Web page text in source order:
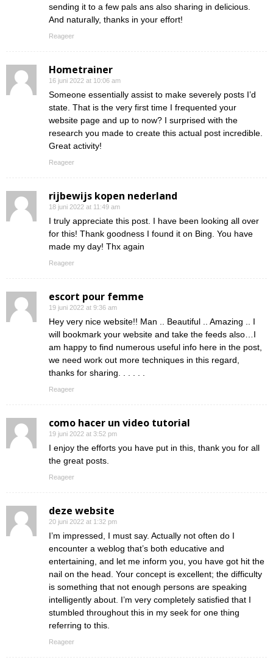
sending it to a few pals ans also sharing in delicious.
And naturally, thanks in your effort!
Reageer
Hometrainer
16 juni 2022 at 10:06 am
Someone essentially assist to make severely posts I’d
state. That is the very first time I frequented your
website page and up to now? I surprised with the
research you made to create this actual post incredible.
Great activity!
Reageer
rijbewijs kopen nederland
18 juni 2022 at 11:49 am
I truly appreciate this post. I have been looking all over
for this! Thank goodness I found it on Bing. You have
made my day! Thx again
Reageer
escort pour femme
19 juni 2022 at 9:36 am
Hey very nice website!! Man .. Beautiful .. Amazing .. I
will bookmark your website and take the feeds also…I
am happy to find numerous useful info here in the post,
we need work out more techniques in this regard,
thanks for sharing. . . . . .
Reageer
como hacer un video tutorial
19 juni 2022 at 3:52 pm
I enjoy the efforts you have put in this, thank you for all
the great posts.
Reageer
deze website
20 juni 2022 at 1:32 pm
I’m impressed, I must say. Actually not often do I
encounter a weblog that’s both educative and
entertaining, and let me inform you, you have got hit the
nail on the head. Your concept is excellent; the difficulty
is something that not enough persons are speaking
intelligently about. I’m very completely satisfied that I
stumbled throughout this in my seek for one thing
referring to this.
Reageer